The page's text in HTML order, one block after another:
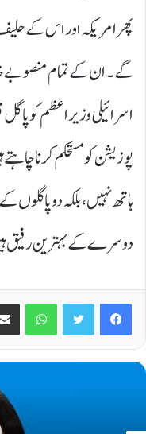
پھر امریکہ اور اس کے
گے۔ ان کے تمام
اسرائیلی وزیراعظم کو
پوزیشن کو مستحکم کرنا
ہاتھ نہیں، بلکہ دو
دوسرے کے بہترین رفیق
Facebook
Twitter